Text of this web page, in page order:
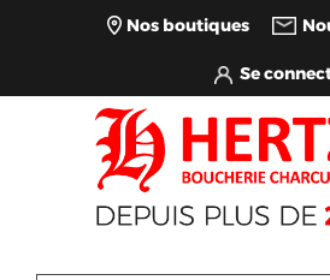
Nos boutiques